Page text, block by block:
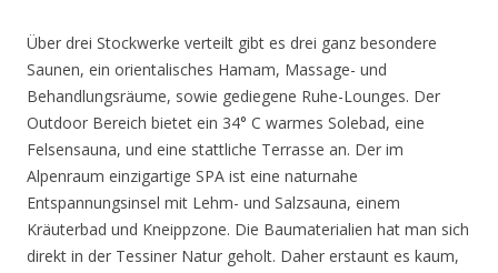
Über drei Stockwerke verteilt gibt es drei ganz besondere
Saunen, ein orientalisches Hamam, Massage- und
Behandlungsräume, sowie gediegene Ruhe-Lounges. Der
Outdoor Bereich bietet ein 34° C warmes Solebad, eine
Felsensauna, und eine stattliche Terrasse an. Der im
Alpenraum einzigartige SPA ist eine naturnahe
Entspannungsinsel mit Lehm- und Salzsauna, einem
Kräuterbad und Kneippzone. Die Baumaterialien hat man sich
direkt in der Tessiner Natur geholt. Daher erstaunt es kaum,